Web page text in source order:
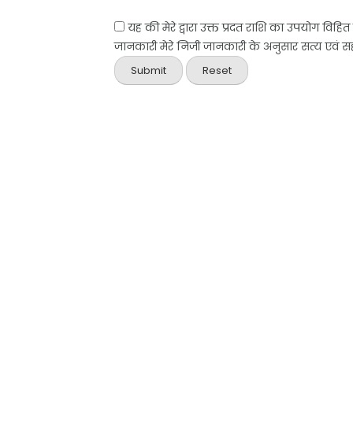
यह की मेरे द्वारा उक्त प्रदत राशि का उपयोग
जानकारी मेरे निजी जानकारी के अनुसार सत्य एवं